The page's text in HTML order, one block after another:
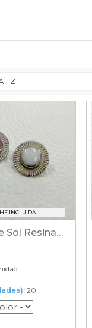
- Z
INCLUIDA
Aplique Remache Sol Resinado
20